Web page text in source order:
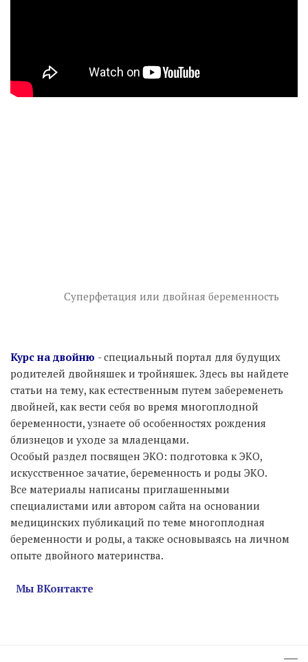
Суперфетация или двойная беременность
Курс на двойню - специальный портал для будущих
родителей двойняшек и тройняшек. Здесь вы найдете
статьи на тему, как естественным путем забеременеть
двойней, как вести себя во время многоплодной
беременности, узнаете об особенностях рождения
близнецов и уходе за младенцами.
Особый раздел посвящен ЭКО: подготовка к ЭКО,
искусственное зачатие, беременность и роды ЭКО.
Все материалы написаны приглашенными
специалистами или автором сайта на основании
медицинских публикаций по теме многоплодная
беременности и роды, а также основываясь на личном
опыте двойного материнства.
Мы ВКонтакте